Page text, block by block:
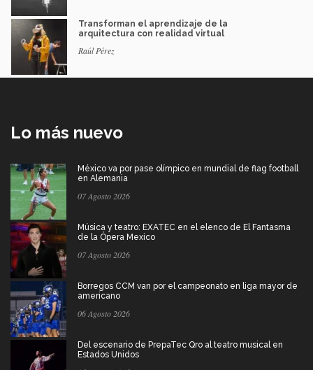
Transforman el aprendizaje de la
arquitectura con realidad virtual
Raúl Pérez
Lo más nuevo
México va por pase olímpico en mundial de flag football
en Alemania
07 Agosto 2026
Música y teatro: EXATEC en el elenco de El Fantasma
de la Ópera Mexico
07 Agosto 2026
Borregos CCM van por el campeonato en liga mayor de
americano
06 Agosto 2026
Del escenario de PrepaTec Qro al teatro musical en
Estados Unidos